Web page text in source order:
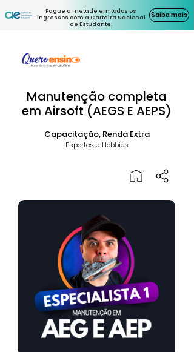
Pague a metade em todos os
ingressos com a Carteira Nacional
de Estudante.
Saiba mais
Manutenção completa
em Airsoft (AEGS E AEPS)
Capacitação, Renda Extra
Esportes e Hobbies